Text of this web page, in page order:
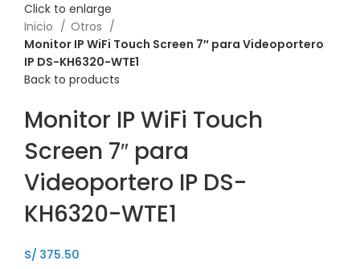
Click to enlarge
Inicio
Otros
Monitor IP WiFi Touch Screen 7″ para Videoportero
IP DS-KH6320-WTE1
Back to products
Monitor IP WiFi Touch
Screen 7″ para
Videoportero IP DS-
KH6320-WTE1
S/ 375.50